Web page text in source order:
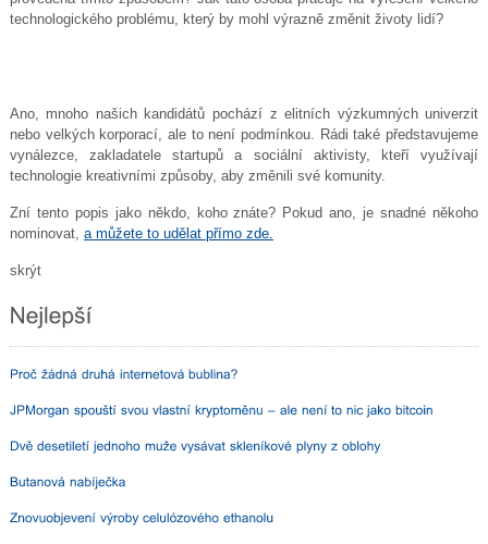
technologického problému, který by mohl výrazně změnit životy lidí?
Ano, mnoho našich kandidátů pochází z elitních výzkumných univerzit
nebo velkých korporací, ale to není podmínkou. Rádi také představujeme
vynálezce, zakladatele startupů a sociální aktivisty, kteří využívají
technologie kreativními způsoby, aby změnili své komunity.
Zní tento popis jako někdo, koho znáte? Pokud ano, je snadné někoho
nominovat, a můžete to udělat přímo zde.
skrýt